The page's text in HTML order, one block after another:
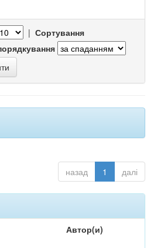
| Сортування
назад 1 далі
Автор(и)